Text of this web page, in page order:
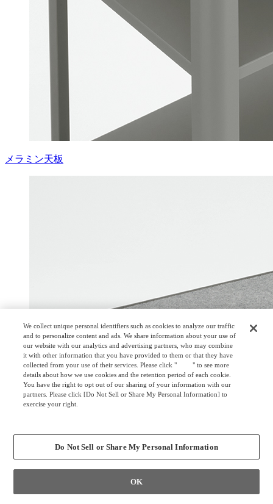
メラミン天板
We collect unique personal identifiers such as cookies to analyze our traffic
and to personalize content and ads. We share information about your use of
our website with our analytics and advertising partners, who may combine
it with other information that you have provided to them or that they have
collected from your use of their services. Please click "
here" to see more
details about how we use cookies and the retention period of each cookie.
You have the right to opt out of our sharing of your information with our
partners. Please click [Do Not Sell or Share My Personal Information] to
exercise your right.
Do Not Sell or Share My Personal Information
OK